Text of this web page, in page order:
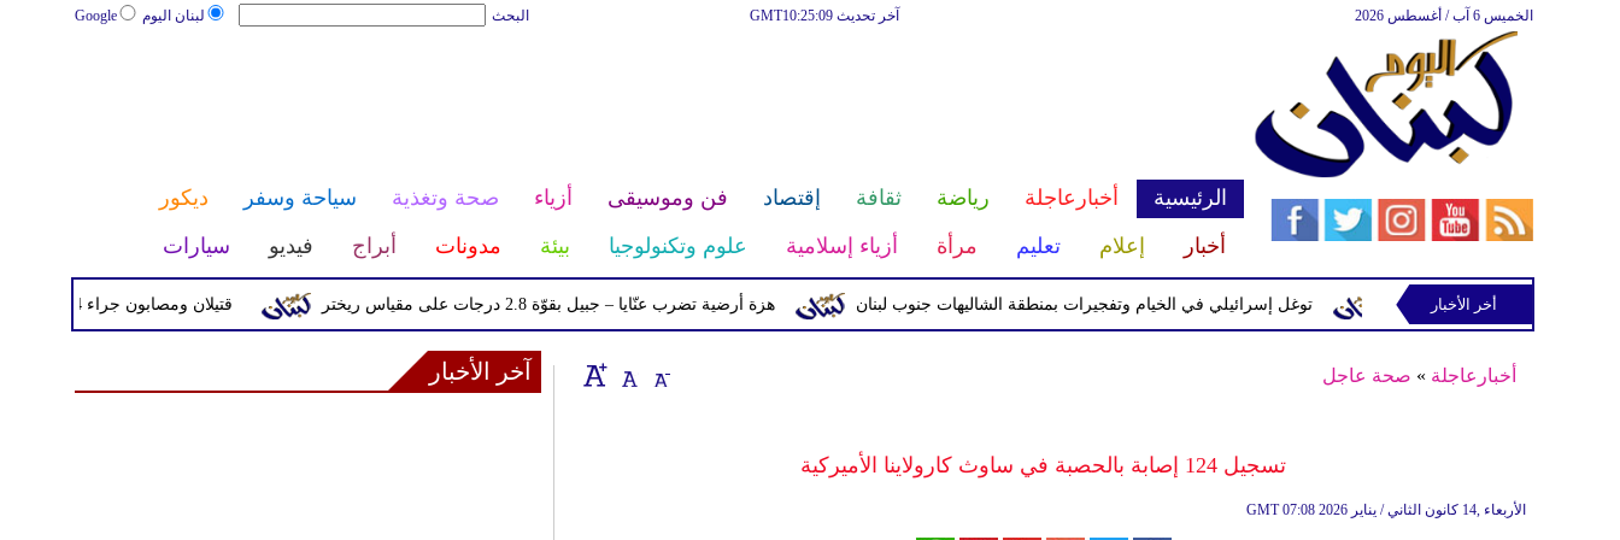
لبنان اليوم Google البحث آخر تحديث GMT10:25:09 الخميس 6 آب / أغسطس 2026
الرئيسية أخبارعاجلة رياضة ثقافة إقتصاد فن وموسيقى أزياء صحة وتغذية سياحة وسفر
ديكور
أخبار
إعلام تعليم مرأة أزياء إسلامية علوم وتكنولوجيا بيئة مدونات أبراج فيديو سيارات
قتيلان ومصابون جراء 14 غارة إسرائيلية على شرق وجنوب لبنان هزة أرضية تضرب عنّايا – جبيل بقوّة 2.8 درجات على مقياس ريختر توغل إسرائيلي في الخيام وتفجيرات بمنطقة الشاليهات جنوب لبنان في رب ثلاثين
أخر الأخبار
أخبارعاجلة » صحة عاجل
تسجيل 124 إصابة بالحصبة في ساوث كارولاينا الأميركية
GMT 07:08 2026 الأربعاء ,14 كانون الثاني / يناير
آخر الأخبار